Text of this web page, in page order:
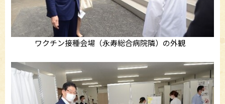
ワクチン接種会場（永寿総合病院隣）の外観